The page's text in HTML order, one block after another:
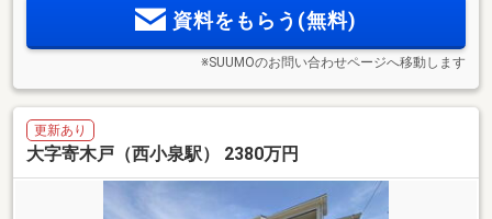
資料をもらう(無料)
※SUUMOのお問い合わせページへ移動します
更新あり
大字寄木戸（西小泉駅） 2380万円